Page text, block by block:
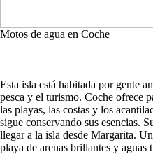
Motos de agua en Coche
Esta isla está habitada por gente
pesca y el turismo. Coche ofrece
las playas, las costas y los
sigue conservando sus esencias.
llegar a la isla desde Margarita.
playa de arenas brillantes y aguas